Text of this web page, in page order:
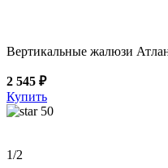
Вертикальные жалюзи
2 545 ₽
Купить
50
1/2